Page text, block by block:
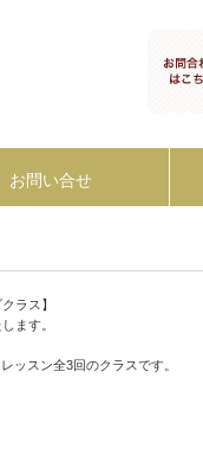
お問い合せ
ラス】
ます。
ッスン全3回のクラスです。